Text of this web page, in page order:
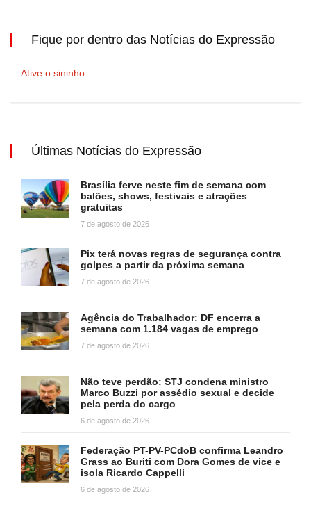
Fique por dentro das Notícias do Expressão
Ative o sininho
Últimas Notícias do Expressão
Brasília ferve neste fim de semana com
balões, shows, festivais e atrações
gratuitas
7 de agosto de 2026
Pix terá novas regras de segurança contra
golpes a partir da próxima semana
7 de agosto de 2026
Agência do Trabalhador: DF encerra a
semana com 1.184 vagas de emprego
7 de agosto de 2026
Não teve perdão: STJ condena ministro
Marco Buzzi por assédio sexual e decide
pela perda do cargo
6 de agosto de 2026
Federação PT-PV-PCdoB confirma Leandro
Grass ao Buriti com Dora Gomes de vice e
isola Ricardo Cappelli
6 de agosto de 2026